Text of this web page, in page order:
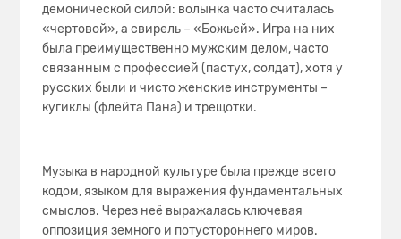
демонической силой: волынка часто считалась
«чертовой», а свирель – «Божьей». Игра на них
была преимущественно мужским делом, часто
связанным с профессией (пастух, солдат), хотя у
русских были и чисто женские инструменты –
кугиклы (флейта Пана) и трещотки.
Музыка в народной культуре была прежде всего
кодом, языком для выражения фундаментальных
смыслов. Через неё выражалась ключевая
оппозиция земного и потустороннего миров.